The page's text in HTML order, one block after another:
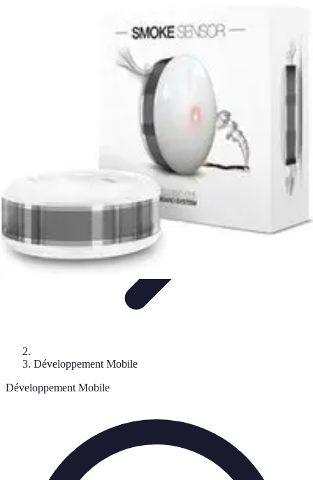
Développement MobileLangages de
Tendances
Tutoriel Programmation
Développement Mobile
Développement Mobile